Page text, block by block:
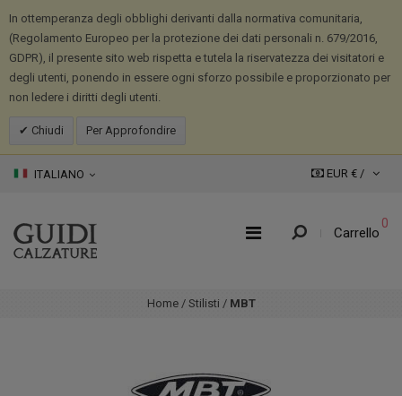
In ottemperanza degli obblighi derivanti dalla normativa comunitaria,
(Regolamento Europeo per la protezione dei dati personali n. 679/2016,
GDPR), il presente sito web rispetta e tutela la riservatezza dei visitatori e
degli utenti, ponendo in essere ogni sforzo possibile e proporzionato per
non ledere i diritti degli utenti.
Chiudi Per Approfondire
ITALIANO EUR € /
Carrello
0
Home / Stilisti / MBT